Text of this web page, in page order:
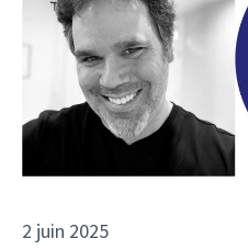
2 juin 2025